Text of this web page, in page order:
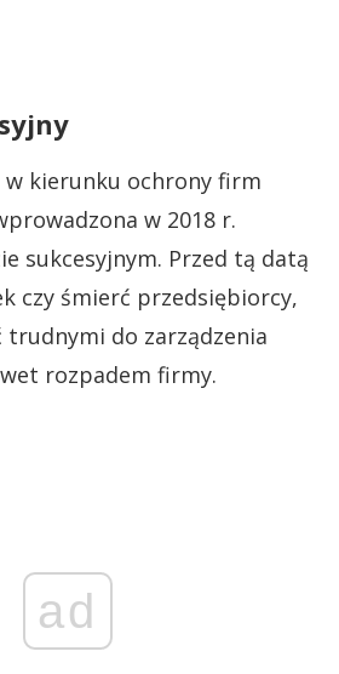
w kierunku ochrony firm
w 2018 r.
sukcesyjnym. Przed tą datą
czy śmierć przedsiębiorcy,
trudnymi do zarządzenia
rozpadem firmy.
ad